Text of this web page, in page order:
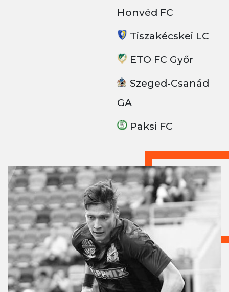
Honvéd FC
Tiszakécskei LC
ETO FC Győr
Szeged-Csanád
GA
Paksi FC